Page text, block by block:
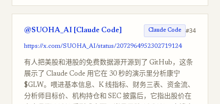
@SUOHA_AI [Claude Code] Claude Code #34
https://x.com/SUOHA_AI/status/2072964952302719124
有人把美股和港股的免费数据源开源到了 GitHub，这条
展示了 Claude Code 用它在 30 秒的演示里分析康宁
$GLW。喂进基本信息、K 线指标、财务三表、资金流、
分析师目标价、机构持仓和 SEC 披露后，它指出股价在